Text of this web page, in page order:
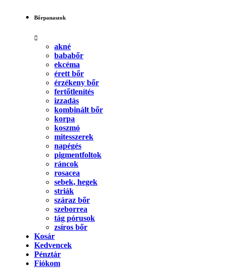
Bőrpanaszok
akné
bababőr
ekcéma
érett bőr
érzékeny bőr
fertőtlenítés
izzadás
kombinált bőr
korpa
koszmó
mitesszerek
napégés
pigmentfoltok
ráncok
rosacea
sebek, hegek
striák
száraz bőr
szeborrea
tág pórusok
zsíros bőr
Kosár
Kedvencek
Pénztár
Fiókom